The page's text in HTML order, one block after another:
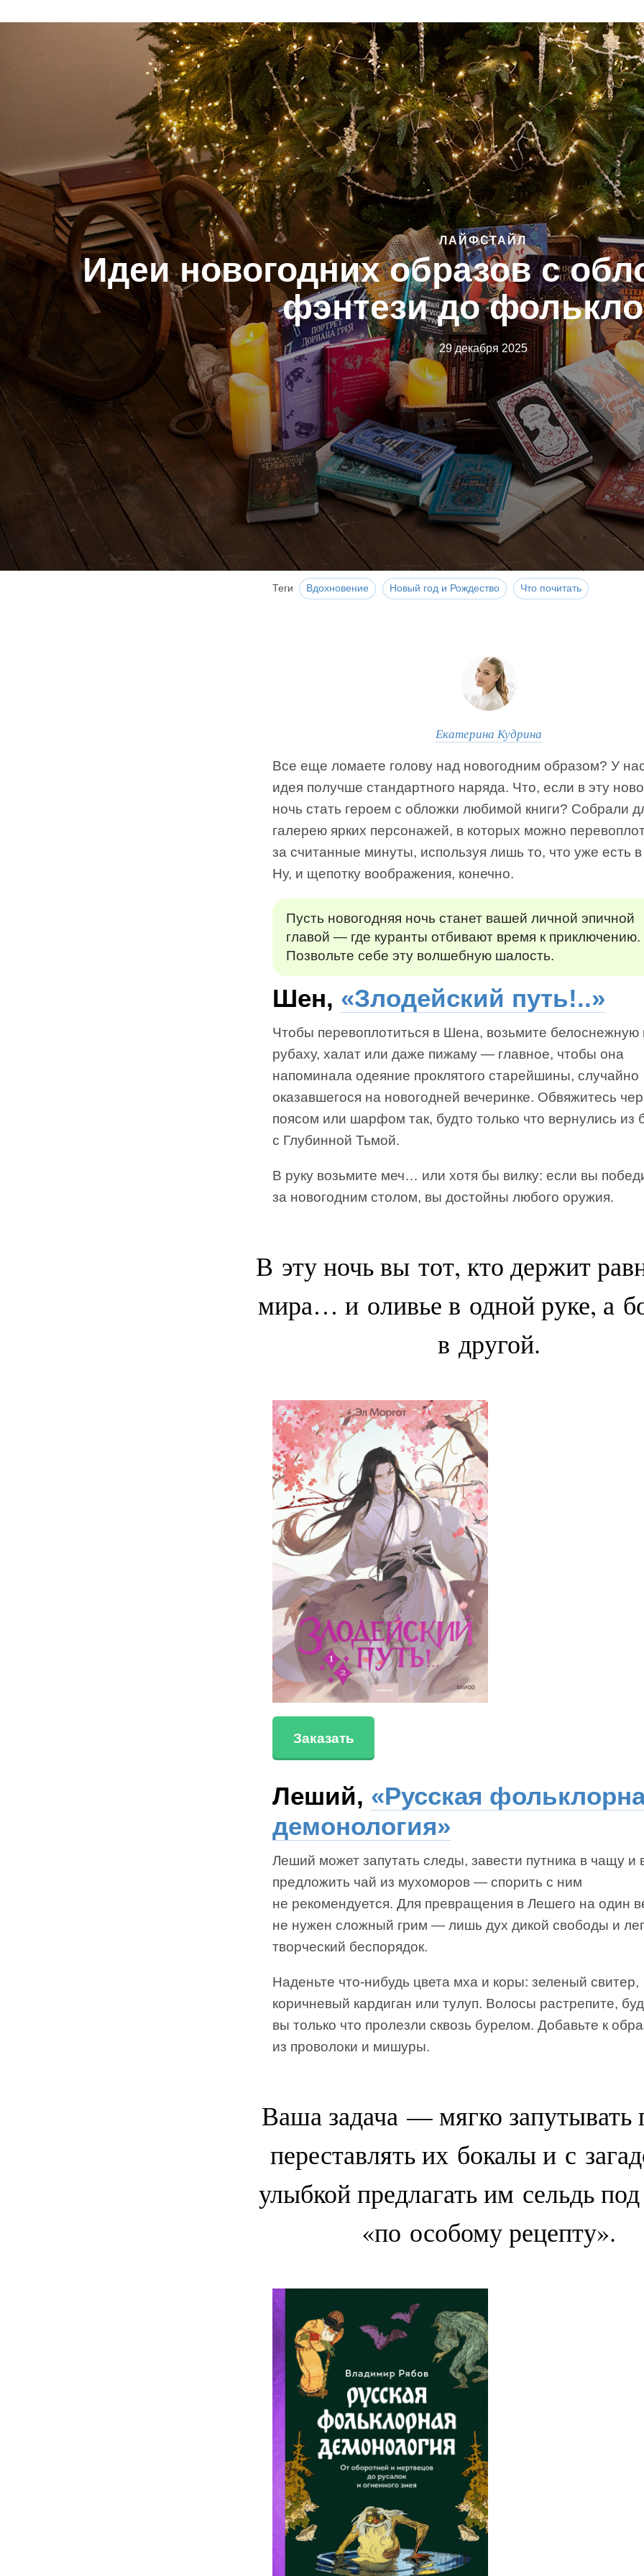
ЛАЙФСТАЙЛ
Идеи новогодних образов с
фэнтези до
29 декабря 2025
Теги Вдохновение Новый год и Рождество Что почитать
Екатерина Кудрина
Все еще ломаете голову над новогодним образом? У
идея получше стандартного наряда. Что, если в эту
ночь стать героем с обложки любимой книги? Собрали
галерею ярких персонажей, в которых можно
за считанные минуты, используя лишь то, что уже есть
Ну, и щепотку воображения, конечно.
Пусть новогодняя ночь станет вашей личной эпичной
главой — где куранты отбивают время к приключению.
Позвольте себе эту волшебную шалость.
Шен, «Злодейский путь!..»
Чтобы перевоплотиться в Шена, возьмите
рубаху, халат или даже пижаму — главное, чтобы она
напоминала одеяние проклятого старейшины, случайно
оказавшегося на новогодней вечеринке. Обвяжитесь
поясом или шарфом так, будто только что вернулись из
с Глубинной Тьмой.
В руку возьмите меч… или хотя бы вилку: если вы
за новогодним столом, вы достойны любого оружия.
В эту ночь вы тот, кто держит
мира… и оливье в одной руке, а
в другой.
Заказать
Леший, «Русская
демонология»
Леший может запутать следы, завести путника в чащу и
предложить чай из мухоморов — спорить с ним
не рекомендуется. Для превращения в Лешего на один
не нужен сложный грим — лишь дух дикой свободы и
творческий беспорядок.
Наденьте что-нибудь цвета мха и коры: зеленый свитер,
коричневый кардиган или тулуп. Волосы растрепите,
вы только что пролезли сквозь бурелом. Добавьте к
из проволоки и мишуры.
Ваша задача — мягко запутывать
переставлять их бокалы и с
улыбкой предлагать им сельдь
«по особому рецепту».